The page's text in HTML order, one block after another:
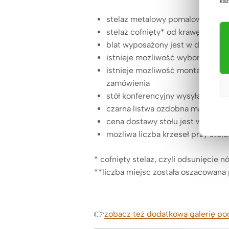
stelaż metalowy pomalowany
stelaż cofnięty* od krawędzi
blat wyposażony jest w dwa
istnieje możliwość wyboru
istnieje możliwość montażu
zamówienia
stół konferencyjny wysyłany
czarna listwa ozdobna ma
cena dostawy stołu jest
możliwa liczba krzeseł przy
* cofnięty stelaż, czyli odsunięcie
**liczba miejsc została
👉zobacz też dodatkową galerię